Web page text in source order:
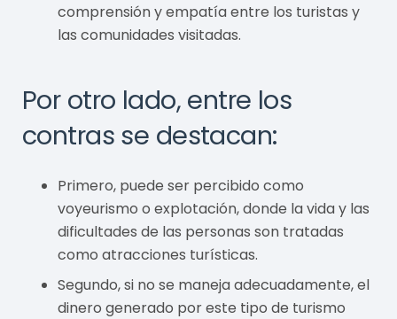
comprensión y empatía entre los turistas y
las comunidades visitadas.
Por otro lado, entre los
contras se destacan:
Primero, puede ser percibido como
voyeurismo o explotación, donde la vida y las
dificultades de las personas son tratadas
como atracciones turísticas.
Segundo, si no se maneja adecuadamente, el
dinero generado por este tipo de turismo